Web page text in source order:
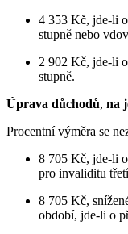
4 353 Kč, jde-li
stupně nebo
2 902 Kč, jde-li
stupně.
Úprava důchodů, na
Procentní výměra se
8 705 Kč, jde-li
pro invaliditu
8 705 Kč,
období, jde-li o